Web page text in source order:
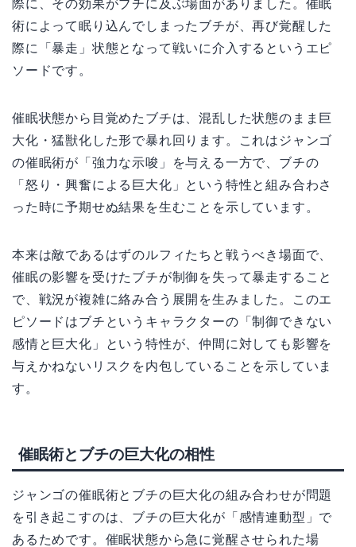
際に、その効果がブチに及ぶ場面がありました。催眠
術によって眠り込んでしまったブチが、再び覚醒した
際に「暴走」状態となって戦いに介入するというエピ
ソードです。
催眠状態から目覚めたブチは、混乱した状態のまま巨
大化・猛獣化した形で暴れ回ります。これはジャンゴ
の催眠術が「強力な示唆」を与える一方で、ブチの
「怒り・興奮による巨大化」という特性と組み合わさ
った時に予期せぬ結果を生むことを示しています。
本来は敵であるはずのルフィたちと戦うべき場面で、
催眠の影響を受けたブチが制御を失って暴走すること
で、戦況が複雑に絡み合う展開を生みました。このエ
ピソードはブチというキャラクターの「制御できない
感情と巨大化」という特性が、仲間に対しても影響を
与えかねないリスクを内包していることを示していま
す。
催眠術とブチの巨大化の相性
ジャンゴの催眠術とブチの巨大化の組み合わせが問題
を引き起こすのは、ブチの巨大化が「感情連動型」で
あるためです。催眠状態から急に覚醒させられた場